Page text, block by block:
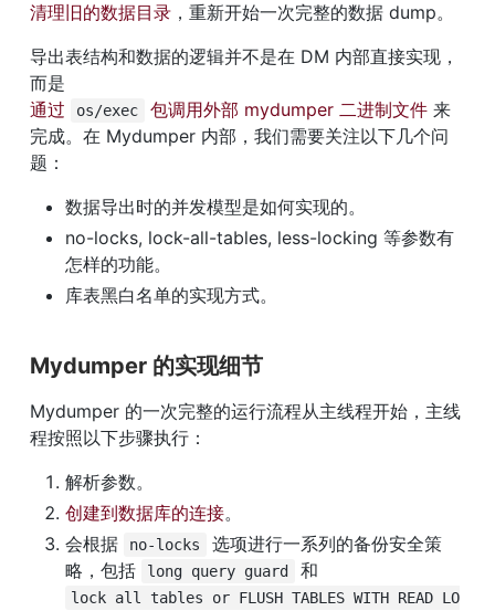
清理旧的数据目录 ，重新开始一次完整的数据 dump。
导出表结构和数据的逻辑并不是在 DM 内部直接实现，
而是
通过
os/exec 包调用外部 mydumper 二进制文件 来
完成。在 Mydumper 内部，我们需要关注以下几个问
题：
数据导出时的并发模型是如何实现的。
no-locks, lock-all-tables, less-locking 等参数有
怎样的功能。
库表黑白名单的实现方式。
Mydumper 的实现细节
Mydumper 的一次完整的运行流程从主线程开始，主线
程按照以下步骤执行：
解析参数。
创建到数据库的连接。
会根据
no-locks
选项进行一系列的备份安全策
略，包括
long query guard 和
lock all tables or FLUSH TABLES WITH READ LO